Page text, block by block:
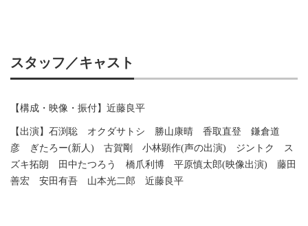
スタッフ／キャスト
【構成・映像・振付】近藤良平
【出演】石渕聡 オクダサトシ 勝山康晴 香取直登 鎌倉道
彦 ぎたろー(新人) 古賀剛 小林顕作(声の出演) ジントク ス
ズキ拓朗 田中たつろう 橋爪利博 平原慎太郎(映像出演) 藤田
善宏 安田有吾 山本光二郎 近藤良平